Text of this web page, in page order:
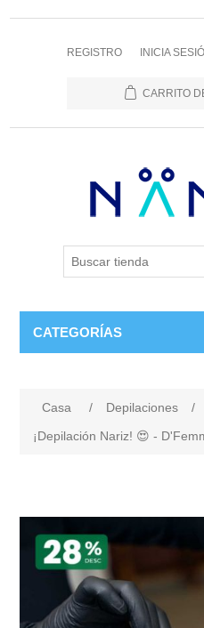
REGISTRO INICIA
CARRITO
CATEGORÍAS
Casa / Depilaciones /
¡Depilación Nariz! 😍 -